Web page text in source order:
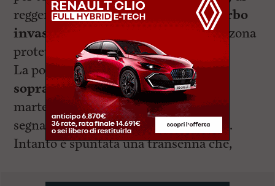
reggere la catena che impediva
al“furbo
invasore”
l’ingresso all’interno della zona
protetta
La polizia municipale effettuerà un
sopralluogoin queste prime ore di
martedì 20 giugno a seguito di alcune
segnalazioni pervenute dairesidenti .
Intanto è spuntata una transenna che,